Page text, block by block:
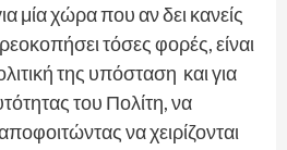
μία χώρα που αν δει κανείς
τόσες φορές, είναι
της υπόσταση και για
του Πολίτη, να
να χειρίζονται